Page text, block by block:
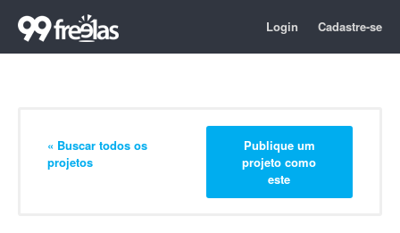
Login Cadastre-se
« Buscar todos os
projetos
Publique um
projeto como
este